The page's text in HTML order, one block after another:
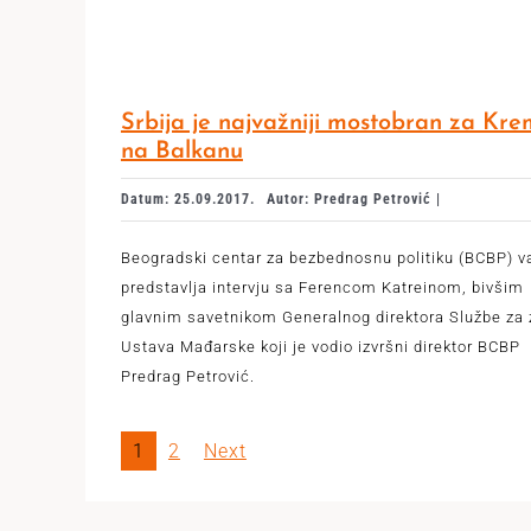
Srbija je najvažniji mostobran za
na Balkanu
Datum: 25.09.2017. Autor: Predrag Petrović |
Beogradski centar za bezbednosnu politiku (BCBP)
predstavlja intervju sa Ferencom Katreinom, bivšim
glavnim savetnikom Generalnog direktora Službe za
Ustava Mađarske koji je vodio izvršni direktor BCBP
Predrag Petrović.
1 2 Next